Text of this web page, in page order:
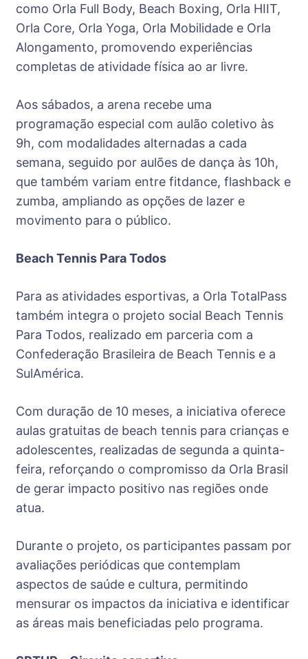
como Orla Full Body, Beach Boxing, Orla HIIT,
Orla Core, Orla Yoga, Orla Mobilidade e Orla
Alongamento, promovendo experiências
completas de atividade física ao ar livre.
Aos sábados, a arena recebe uma
programação especial com aulão coletivo às
9h, com modalidades alternadas a cada
semana, seguido por aulões de dança às 10h,
que também variam entre fitdance, flashback e
zumba, ampliando as opções de lazer e
movimento para o público.
Beach Tennis Para Todos
Para as atividades esportivas, a Orla TotalPass
também integra o projeto social Beach Tennis
Para Todos, realizado em parceria com a
Confederação Brasileira de Beach Tennis e a
SulAmérica.
Com duração de 10 meses, a iniciativa oferece
aulas gratuitas de beach tennis para crianças e
adolescentes, realizadas de segunda a quinta-
feira, reforçando o compromisso da Orla Brasil
de gerar impacto positivo nas regiões onde
atua.
Durante o projeto, os participantes passam por
avaliações periódicas que contemplam
aspectos de saúde e cultura, permitindo
mensurar os impactos da iniciativa e identificar
as áreas mais beneficiadas pelo programa.